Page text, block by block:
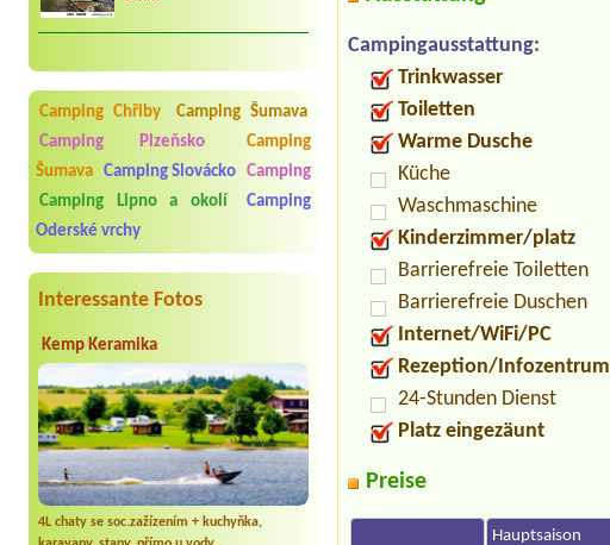
Camping Chřiby
Camping Šumava
Camping Plzeňsko
Camping
Šumava Camping Slovácko Camping
Camping Lipno a okolí
Camping
Oderské vrchy
Interessante Fotos
Kemp Keramika
4L chaty se soc.zažízením + kuchyňka,
Campingausstattung:
Trinkwasser
Toiletten
Warme Dusche
Küche
Waschmaschine
Kinderzimmer/platz
Barrierefreie Toiletten
Barrierefreie Duschen
Internet/WiFi/PC
Rezeption/Infozentrum
24-Stunden Dienst
Platz eingezäunt
Preise
Hauptsaison